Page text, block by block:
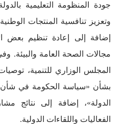
جودة المنظومة التعليمية
وتعزيز تنافسية المنتجات
إضافة إلى إعادة تنظيم بعض
مجالات الصحة العامة والبيئة.
المجلس الوزاري للتنمية،
بشأن «سياسة الحكومة في شأن
الدولة»، إضافة إلى نتائج
الفعاليات واللقاءات الدولية.